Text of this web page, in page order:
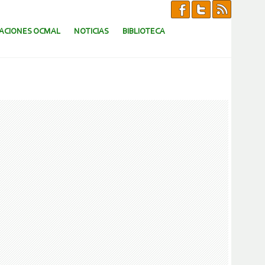
OCMAL NOTICIAS BIBLIOTECA